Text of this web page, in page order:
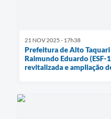
21 NOV 2025 - 17h38
Prefeitura de Alto
Raimundo Eduardo
revitalizada e ampliação